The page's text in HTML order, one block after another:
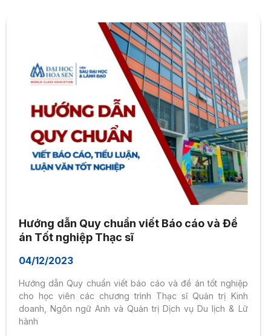
Hướng dẫn Quy chuẩn viết Báo cáo và Đề
án Tốt nghiệp Thạc sĩ
04/12/2023
Hướng dẫn Quy chuẩn viết báo cáo và đề án tốt nghiệp
cho học viên các chương trình Thạc sĩ Quản trị Kinh
doanh, Ngôn ngữ Anh và Quản trị Dịch vụ Du lịch & Lữ
hành